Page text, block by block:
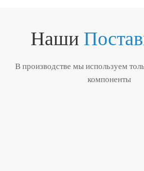
Наши
В производстве мы используем
компоненты